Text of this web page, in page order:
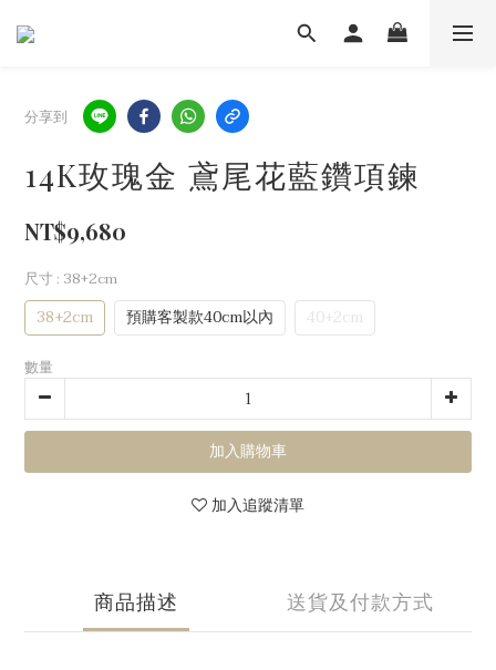
分享到
14K玫瑰金 鳶尾花藍鑽項鍊
NT$9,680
尺寸: 38+2cm
38+2cm 預購客製款40cm以內 40+2cm
數量
加入購物車
加入追蹤清單
商品描述 送貨及付款方式